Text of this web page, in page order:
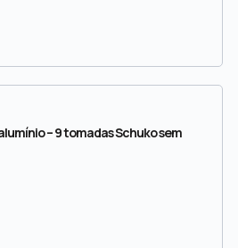
– 9 tomadas Schuko sem